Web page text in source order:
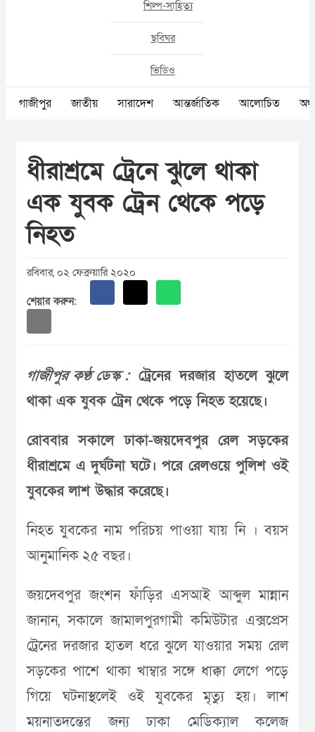
শিল্প-সাহিত্য
ছবিঘর
ভিডিও
গাজীপুর জাতীয় সারাদেশ আন্তর্জাতিক আলোচিত
ধীরাশ্রমে ট্রেনে ঝুলে থাকা
এক যুবক ট্রেন থেকে পড়ে
নিহত
রবিবার, ০২ ফেব্রুয়ারি ২০২০
শেয়ার করুন:
গাজীপুর কণ্ঠ ডেস্ক :ট্রেনের দরজার হাতলে ঝুলে
থাকা এক যুবক ট্রেন থেকে পড়ে নিহত হয়েছে।
রোববার সকালে ঢাকা-জয়দেবপুর রেল সড়কের
ধীরাশ্রমে এ দুর্ঘটনা ঘটে। পরে রেলওয়ে পুলিশ ওই
যুবকের লাশ উদ্ধার করেছে।
নিহত যুবকের নাম পরিচয় পাওয়া যায় নি । বয়স
আনুমানিক ২৫ বছর।
জয়দেবপুর জংশন ফাঁড়ির এসআই আব্দুল মান্নান
জানান, সকালে জামালপুরগামী কমিউটার এক্সপ্রেস
ট্রেনের দরজার হাতল ধরে ঝুলে যাওয়ার সময় রেল
সড়কের পাশে থাকা খাম্বার সঙ্গে ধাক্কা লেগে পড়ে
গিয়ে ঘটনাস্থলেই ওই যুবকের মৃত্যু হয়। লাশ
ময়নাতদন্তের জন্য ঢাকা মেডি‌ক‌্যাল কলেজ